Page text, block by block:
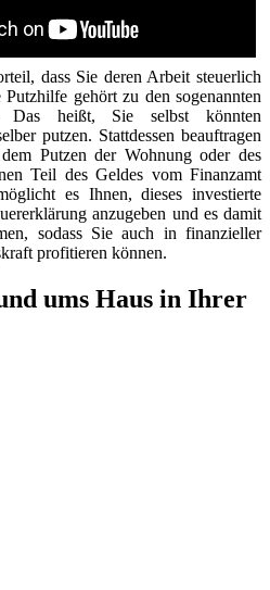
dass Sie deren Arbeit steuerlich
gehört zu den sogenannten
Das heißt, Sie selbst könnten
putzen. Stattdessen beauftragen
Putzen der Wohnung oder des
Teil des Geldes vom Finanzamt
es Ihnen, dieses investierte
anzugeben und es damit
sodass Sie auch in finanzieller
profitieren können.
ums Haus in Ihrer